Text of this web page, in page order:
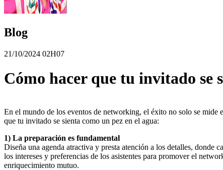
Blog
21/10/2024 02H07
Cómo hacer que tu invitado se
En el mundo de los eventos de networking, el éxito no solo se mide
que tu invitado se sienta como un pez en el agua:
1) La preparación es fundamental
Diseña una agenda atractiva y presta atención a los detalles, donde
los intereses y preferencias de los asistentes para promover el
enriquecimiento mutuo.